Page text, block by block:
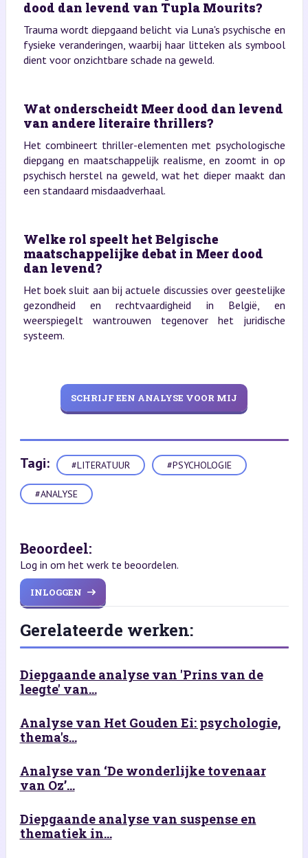
dood dan levend van Tupla Mourits?
Trauma wordt diepgaand belicht via Luna's psychische en
fysieke veranderingen, waarbij haar litteken als symbool
dient voor onzichtbare schade na geweld.
Wat onderscheidt Meer dood dan levend
van andere literaire thrillers?
Het combineert thriller-elementen met psychologische
diepgang en maatschappelijk realisme, en zoomt in op
psychisch herstel na geweld, wat het dieper maakt dan
een standaard misdaadverhaal.
Welke rol speelt het Belgische
maatschappelijke debat in Meer dood
dan levend?
Het boek sluit aan bij actuele discussies over geestelijke
gezondheid en rechtvaardigheid in België, en
weerspiegelt wantrouwen tegenover het juridische
systeem.
SCHRIJF EEN ANALYSE VOOR MIJ
Tagi: #LITERATUUR #PSYCHOLOGIE
#ANALYSE
Beoordeel:
Log in om het werk te beoordelen.
INLOGGEN
Gerelateerde werken:
Diepgaande analyse van 'Prins van de
leegte' van...
Analyse van Het Gouden Ei: psychologie,
thema's...
Analyse van ‘De wonderlijke tovenaar
van Oz’...
Diepgaande analyse van suspense en
thematiek in...